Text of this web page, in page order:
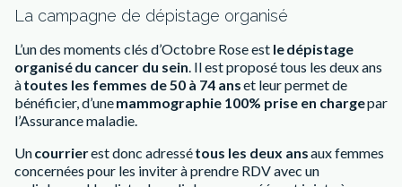
La campagne de dépistage organisé
L’un des moments clés d’Octobre Rose est le dépistage
organisé du cancer du sein. Il est proposé tous les deux ans
àtoutes les femmes de 50 à 74 anset leur permet de
bénéficier, d’unemammographie 100% prise en chargepar
l’Assurance maladie.
Uncourrierest donc adressétous les deux ansaux femmes
concernées pour les inviter à prendre RDV avec un